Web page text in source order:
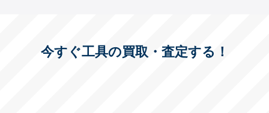
今すぐ工具の買取・査定する！